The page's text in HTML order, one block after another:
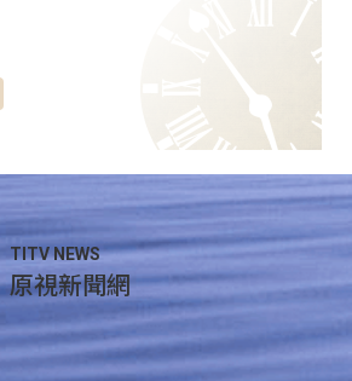
TITV NEWS
原視新聞網